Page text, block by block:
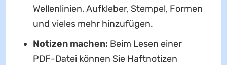
Wellenlinien, Aufkleber, Stempel, Formen
und vieles mehr hinzufügen.
Notizen machen: Beim Lesen einer
PDF-Datei können Sie Haftnotizen